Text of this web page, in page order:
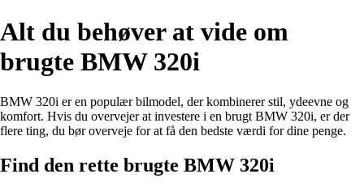
Alt du behøver at vide om
brugte BMW 320i
BMW 320i er en populær bilmodel, der kombinerer stil, ydeevne og
komfort. Hvis du overvejer at investere i en brugt BMW 320i, er der
flere ting, du bør overveje for at få den bedste værdi for dine penge.
Find den rette brugte BMW 320i